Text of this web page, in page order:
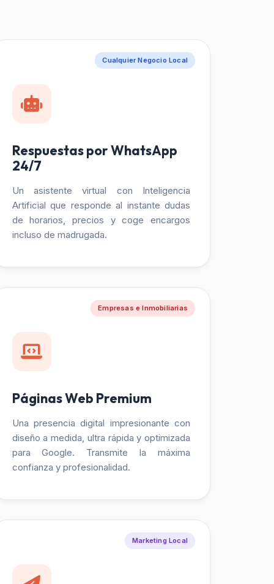
Cualquier Negocio Local
Respuestas por WhatsApp
24/7
Un asistente virtual con Inteligencia
Artificial que responde al instante dudas
de horarios, precios y coge encargos
incluso de madrugada.
Empresas e Inmobiliarias
Páginas Web Premium
Una presencia digital impresionante con
diseño a medida, ultra rápida y optimizada
para Google. Transmite la máxima
confianza y profesionalidad.
Marketing Local